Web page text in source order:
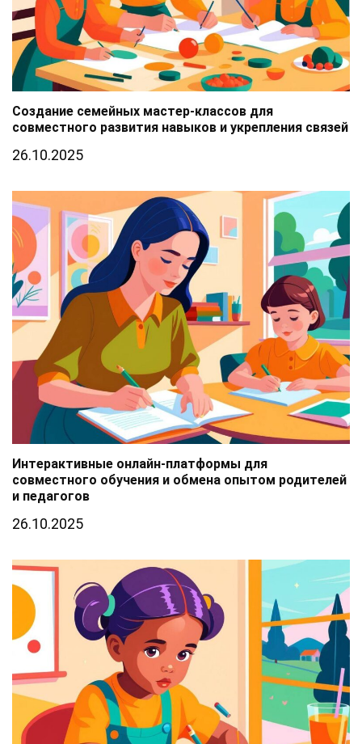
Создание семейных мастер-классов для
совместного развития навыков и укрепления связей
26.10.2025
Интерактивные онлайн-платформы для
совместного обучения и обмена опытом родителей
и педагогов
26.10.2025